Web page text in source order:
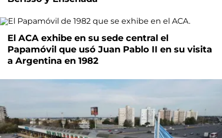
El ACA exhibe en su sede central el
Papamóvil que usó Juan Pablo II en su visita
a Argentina en 1982